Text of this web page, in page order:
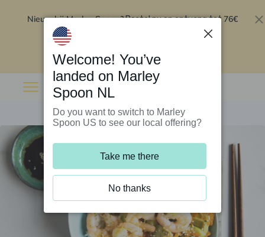
Nieuw bij Marley Spoon?Bestel nu en ontvang tot 76€
Welcome! You’ve
landed on Marley
Spoon NL
Do you want to switch to Marley
Spoon US to see our local offering?
Take me there
No thanks